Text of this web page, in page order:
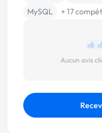
MySQL
+ 17
Aucun avis